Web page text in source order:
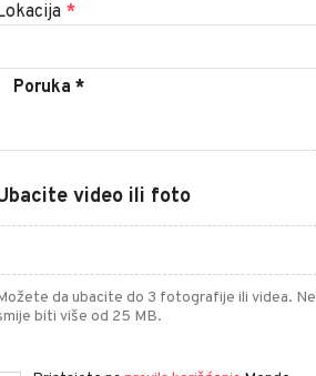
*
video ili foto
da ubacite do 3 fotografije ili videa. Ne
biti više od 25 MB.